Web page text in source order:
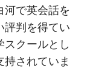
河で英会話を
評判を得てい
スクールとし
されていま